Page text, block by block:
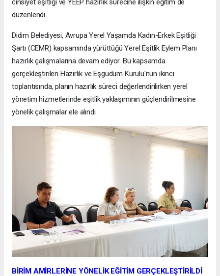
düzenlendi.
Didim Belediyesi, Avrupa Yerel Yaşamda Kadın-Erkek Eşitliği
Şartı (CEMR) kapsamında yürüttüğü Yerel Eşitlik Eylem Planı
hazırlık çalışmalarına devam ediyor. Bu kapsamda
gerçekleştirilen Hazırlık ve Eşgüdüm Kurulu'nun ikinci
toplantısında, planın hazırlık süreci değerlendirilirken yerel
yönetim hizmetlerinde eşitlik yaklaşımının güçlendirilmesine
yönelik çalışmalar ele alındı.
BİRİM AMİRLERİNE YÖNELİK EĞİTİM GERÇEKLEŞTİRİLDİ